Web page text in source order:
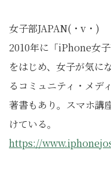
女子部JAPAN(・v・)
2010年に「iPhone女
をはじめ、女子が気に
るコミュニティ・メデ
著書もあり。スマホ講
けている。
https://